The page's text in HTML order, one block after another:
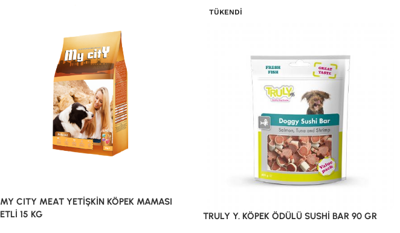
MY CITY MEAT YETİŞKİN KÖPEK MAMASI
ETLİ 15 KG
TÜKENDI
TRULY Y. KÖPEK ÖDÜLÜ SUSHİ BAR 90 GR